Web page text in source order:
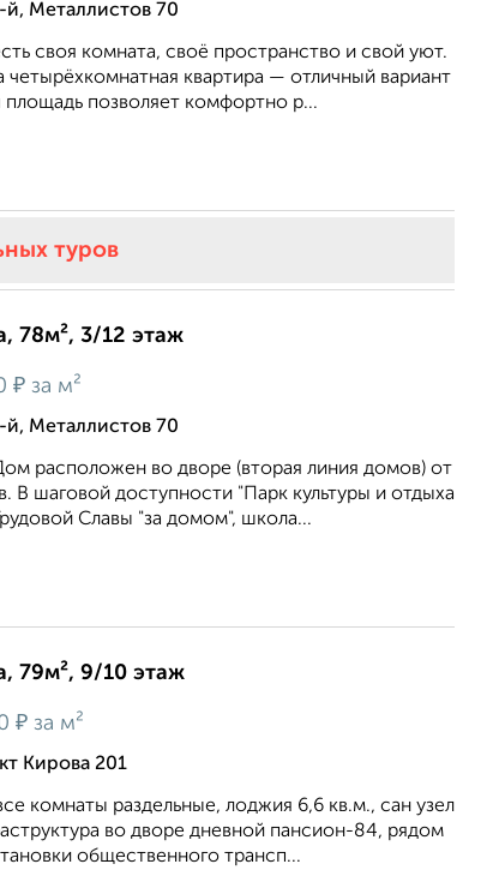
Металлистов 70
своя комната, своё пространство и свой уют.
четырёхкомнатная квартира — отличный вариант
позволяет комфортно р...
туров
78м², 3/12 этаж
₽ за м²
Металлистов 70
расположен во дворе (вторая линия домов) от
шаговой доступности "Парк культуры и отдыха
Славы "за домом", школа...
79м², 9/10 этаж
₽ за м²
Кирова 201
комнаты раздельные, лоджия 6,6 кв.м., сан узел
во дворе дневной пансион-84, рядом
общественного трансп...